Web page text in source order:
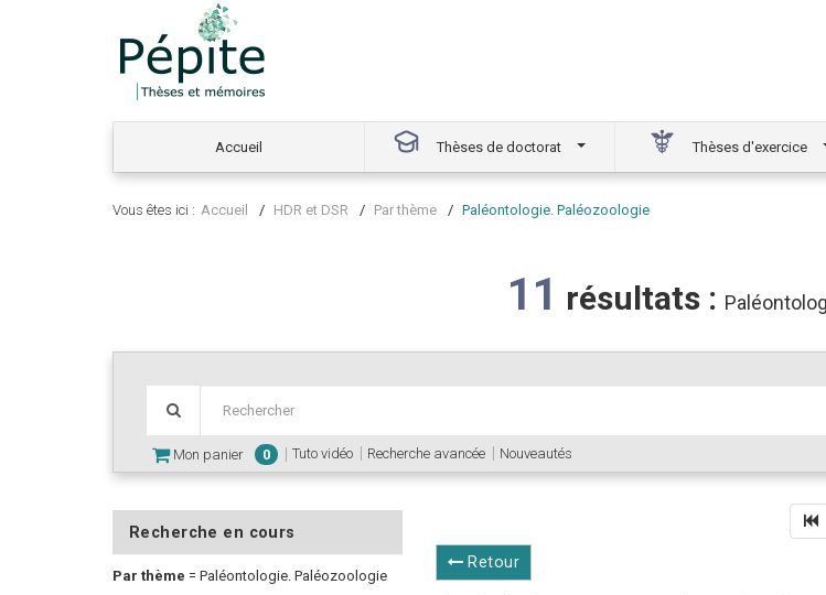
Accueil Thèses de doctorat Thèses d'exercice
Vous êtes ici : Accueil HDR et DSR Par thème Paléontologie. Paléozoologie
11 résultats :
Mon panier 0 Tuto vidéo Recherche avancée Nouveautés
Recherche en cours
Par thème = Paléontologie. Paléozoologie
Retour